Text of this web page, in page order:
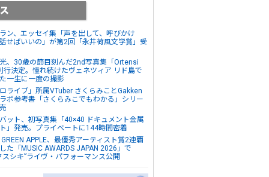
ン、エッセイ集「声を出して、呼びかけ
せばいいの」が第2回「永井荷風文学賞」受
、30歳の節目刻んだ2nd写真集「Ortensi
行決定。憧れ続けたヴェネツィア リド島で
一生に一度の撮影
ロライブ」所属VTuber さくらみことGakken
ボ参考書「さくらみこでもわかる」シリー
ット、初写真集「40×40 ドキュメント金属
」発売。プライベートに144時間密着
APPLE、最優秀アーティスト賞2連覇
た「MUSIC AWARDS JAPAN 2026」で
スシキ”ライヴ・パフォーマンス公開